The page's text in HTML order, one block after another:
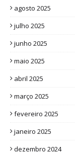
agosto 2025
julho 2025
junho 2025
maio 2025
abril 2025
março 2025
fevereiro 2025
janeiro 2025
dezembro 2024